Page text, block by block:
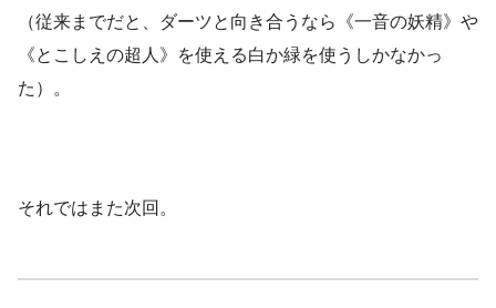
（従来までだと、ダーツと向き合うなら《一音の妖精》や
《とこしえの超人》を使える白か緑を使うしかなかっ
た）。
それではまた次回。